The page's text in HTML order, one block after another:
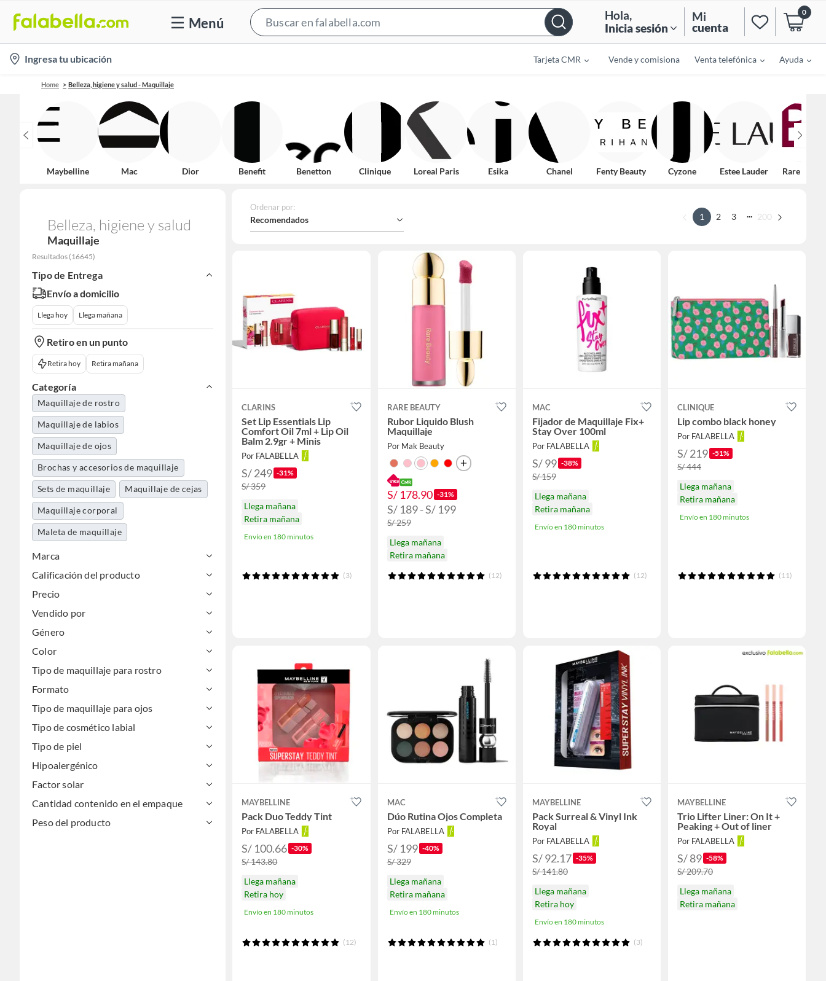
Menú
Bar
Hola,
Inicia sesión
Mi
cuenta
0
location-
icon
Ingresa tu ubicación Tarjeta CMR Vende y comisiona Venta telefónica Ayuda
Home Belleza, higiene y salud - Maquillaje
Maybelline Mac Dior Benefit Benetton Clinique Loreal Paris Esika Chanel Fenty Beauty Cyzone Estee Lauder Rare
Belleza, higiene y salud
Maquillaje
Resultados (16645)
Tipo de Entrega
Envío a domicilio
Llega hoy Llega mañana
Retiro en un punto
Retira hoy Retira mañana
Categoría
Maquillaje de rostro
Maquillaje de labios
Maquillaje de ojos
Brochas y accesorios de maquillaje
Sets de maquillaje Maquillaje de cejas
Maquillaje corporal
Maleta de maquillaje
Marca
Calificación del producto
Precio
Vendido por
Género
Color
Tipo de maquillaje para rostro
Formato
Tipo de maquillaje para ojos
Tipo de cosmético labial
Tipo de piel
Hipoalergénico
Factor solar
Cantidad contenido en el empaque
Peso del producto
Ordenar por:
Recomendados 1 2 3 ... 200
CLARINS
Set Lip Essentials Lip
Comfort Oil 7ml + Lip Oil
Balm 2.9gr + Minis
Por FALABELLA
S/ 249 -31%
S/ 359
Llega mañana
Retira mañana
Envío en 180 minutos
(3)
RARE BEAUTY
Rubor Liquido Blush
Maquillaje
Por Mak Beauty
S/ 178.90 -31%
S/ 189 - S/ 199
S/ 259
Llega mañana
Retira mañana
(12)
MAC
Fijador de Maquillaje Fix+
Stay Over 100ml
Por FALABELLA
S/ 99 -38%
S/ 159
Llega mañana
Retira mañana
Envío en 180 minutos
(12)
CLINIQUE
Lip combo black honey
Por FALABELLA
S/ 219 -51%
S/ 444
Llega mañana
Retira mañana
Envío en 180 minutos
(11)
MAYBELLINE
Pack Duo Teddy Tint
Por FALABELLA
S/ 100.66 -30%
S/ 143.80
Llega mañana
Retira hoy
Envío en 180 minutos
(12)
MAC
Dúo Rutina Ojos Completa
Por FALABELLA
S/ 199 -40%
S/ 329
Llega mañana
Retira mañana
Envío en 180 minutos
(1)
MAYBELLINE
Pack Surreal & Vinyl Ink
Royal
Por FALABELLA
S/ 92.17 -35%
S/ 141.80
Llega mañana
Retira hoy
Envío en 180 minutos
(3)
MAYBELLINE
Trio Lifter Liner: On It +
Peaking + Out of liner
Por FALABELLA
S/ 89 -58%
S/ 209.70
Llega mañana
Retira mañana